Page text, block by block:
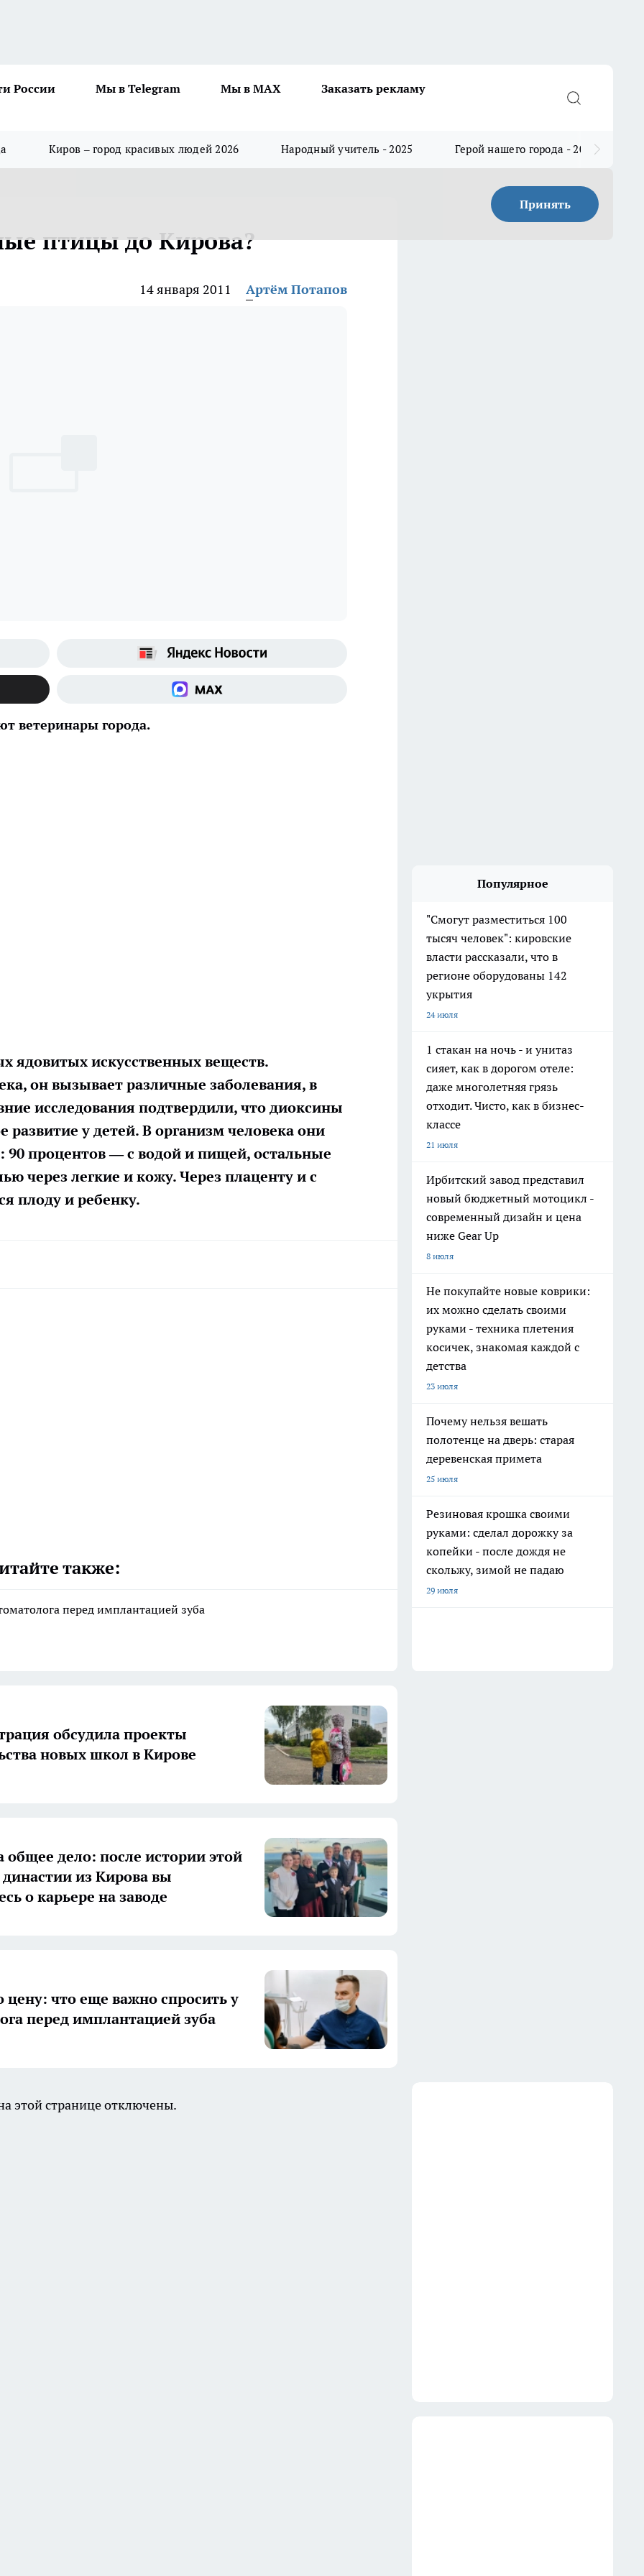
России Мы в Telegram Мы в MAX
Заказать рекламу
Киров – город красивых людей 2026 Народный учитель - 2025 Герой нашего города - 2025
Принять
птицы до Кирова?
14 января 2011 Артём Потапов
ветеринары города.
ядовитых искусственных веществ.
он вызывает различные заболевания, в
исследования подтвердили, что диоксины
у детей. В организм человека они
процентов — с водой и пищей, остальные
через легкие и кожу. Через плаценту и с
плоду и ребенку.
также:
перед имплантацией зуба
Популярное
"Смогут разместиться 100
тысяч человек": кировские
власти рассказали, что в
регионе оборудованы 142
укрытия
24 июля
1 стакан на ночь - и унитаз
сияет, как в дорогом отеле:
даже многолетняя грязь
отходит. Чисто, как в бизнес-
классе
21 июля
Ирбитский завод представил
новый бюджетный мотоцикл -
современный дизайн и цена
ниже Gear Up
8 июля
Не покупайте новые коврики:
их можно сделать своими
руками - техника плетения
косичек, знакомая каждой с
детства
23 июля
Почему нельзя вешать
полотенце на дверь: старая
деревенская примета
25 июля
Резиновая крошка своими
руками: сделал дорожку за
копейки - после дождя не
скольжу, зимой не падаю
29 июля
обсудила проекты
новых школ в Кирове
общее дело: после истории этой
из Кирова вы
о карьере на заводе
цену: что еще важно спросить у
перед имплантацией зуба
этой странице отключены.